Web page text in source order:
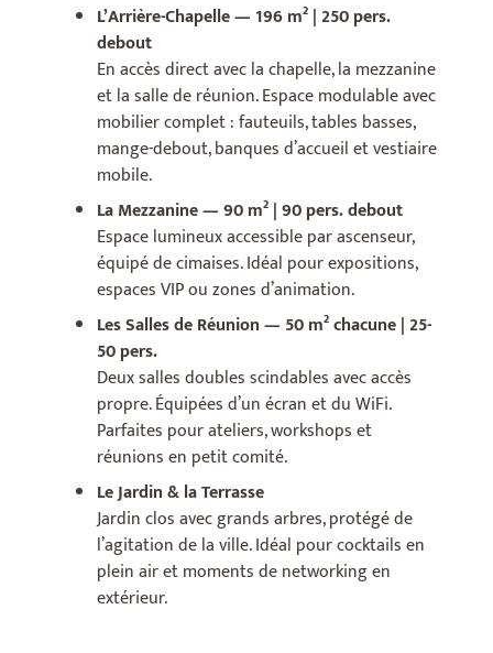
L’Arrière-Chapelle — 196 m² | 250 pers.
debout
En accès direct avec la chapelle, la mezzanine
et la salle de réunion. Espace modulable avec
mobilier complet : fauteuils, tables basses,
mange-debout, banques d’accueil et vestiaire
mobile.
La Mezzanine — 90 m² | 90 pers. debout
Espace lumineux accessible par ascenseur,
équipé de cimaises. Idéal pour expositions,
espaces VIP ou zones d’animation.
Les Salles de Réunion — 50 m² chacune | 25-
50 pers.
Deux salles doubles scindables avec accès
propre. Équipées d’un écran et du WiFi.
Parfaites pour ateliers, workshops et
réunions en petit comité.
Le Jardin & la Terrasse
Jardin clos avec grands arbres, protégé de
l’agitation de la ville. Idéal pour cocktails en
plein air et moments de networking en
extérieur.